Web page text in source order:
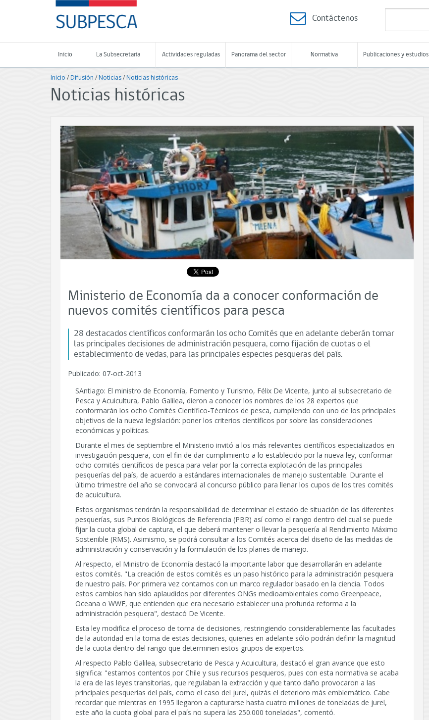
-
Subsecretaría
de
Pesca
Acuicultura
-
Gobierno
de
Contáctenos
Inicio La Subsecretaría Actividades reguladas Panorama del sector Normativa Publicaciones y estudios
Inicio /Difusión /Noticias/Noticias históricas
Noticias históricas
Ministerio de Economía da a conocer conformación de
nuevos comités científicos para pesca
28 destacados científicos conformarán los ocho Comités que en adelante deberán tomar
las principales decisiones de administración pesquera, como fijación de cuotas o el
establecimiento de vedas, para las principales especies pesqueras del país.
Publicado: 07-oct-2013
SAntiago: El ministro de Economía, Fomento y Turismo, Félix De Vicente, junto al subsecretario de
Pesca y Acuicultura, Pablo Galilea, dieron a conocer los nombres de los 28 expertos que
conformarán los ocho Comités Científico-Técnicos de pesca, cumpliendo con uno de los principales
objetivos de la nueva legislación: poner los criterios científicos por sobre las consideraciones
económicas y políticas.
Durante el mes de septiembre el Ministerio invitó a los más relevantes científicos especializados en
investigación pesquera, con el fin de dar cumplimiento a lo establecido por la nueva ley, conformar
ocho comités científicos de pesca para velar por la correcta explotación de las principales
pesquerías del país, de acuerdo a estándares internacionales de manejo sustentable. Durante el
último trimestre del año se convocará al concurso público para llenar los cupos de los tres comités
de acuicultura.
Estos organismos tendrán la responsabilidad de determinar el estado de situación de las diferentes
pesquerías, sus Puntos Biológicos de Referencia (PBR) así como el rango dentro del cual se puede
fijar la cuota global de captura, el que deberá mantener o llevar la pesquería al Rendimiento Máximo
Sostenible (RMS). Asimismo, se podrá consultar a los Comités acerca del diseño de las medidas de
administración y conservación y la formulación de los planes de manejo.
Al respecto, el Ministro de Economía destacó la importante labor que desarrollarán en adelante
estos comités. "La creación de estos comités es un paso histórico para la administración pesquera
de nuestro país. Por primera vez contamos con un marco regulador basado en la ciencia. Todos
estos cambios han sido aplaudidos por diferentes ONGs medioambientales como Greenpeace,
Oceana o WWF, que entienden que era necesario establecer una profunda reforma a la
administración pesquera", destacó De Vicente.
Esta ley modifica el proceso de toma de decisiones, restringiendo considerablemente las facultades
de la autoridad en la toma de estas decisiones, quienes en adelante sólo podrán definir la magnitud
de la cuota dentro del rango que determinen estos grupos de expertos.
Al respecto Pablo Galilea, subsecretario de Pesca y Acuicultura, destacó el gran avance que esto
significa: "estamos contentos por Chile y sus recursos pesqueros, pues con esta normativa se acaba
la era de las leyes transitorias, que regulaban la extracción y que tanto daño provocaron a las
principales pesquerías del país, como el caso del jurel, quizás el deterioro más emblemático. Cabe
recordar que mientras en 1995 llegaron a capturarse hasta cuatro millones de toneladas de jurel,
este año la cuota global para el país no supera las 250.000 toneladas", comentó.